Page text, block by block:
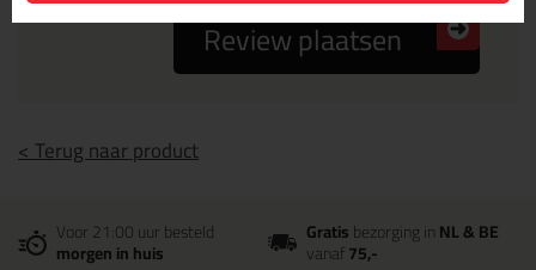
Review plaatsen
< Terug naar product
Voor 21:00 uur besteld
morgen in huis
Gratisbezorging inNL & BE
vanaf75,-